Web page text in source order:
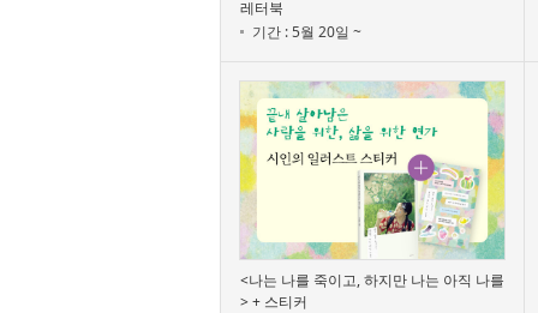
레터북
기간 : 5월 20일 ~
<나는 나를 죽이고, 하지만 나는 아직 나를
> + 스티커